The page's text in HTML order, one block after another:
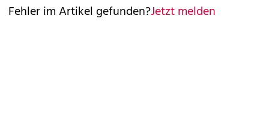
Fehler im Artikel gefunden?Jetzt melden